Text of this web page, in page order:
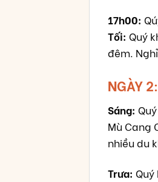
17h00:
Tối: Quý
đêm.
NGÀY
Sáng:
Mù Cang
nhiều du
Trưa: